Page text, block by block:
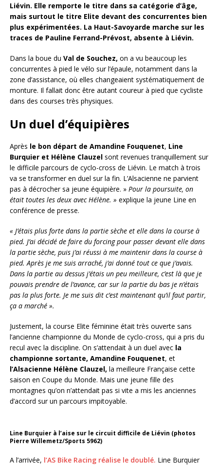
Liévin. Elle remporte le titre dans sa catégorie d’âge,
mais surtout le titre Elite devant des concurrentes bien
plus expérimentées. La Haut-Savoyarde marche sur les
traces de Pauline Ferrand-Prévost, absente à Liévin.
Dans la boue du Val de Souchez, on a vu beaucoup les
concurrentes à pied le vélo sur l’épaule, notamment dans la
zone d’assistance, où elles changeaient systématiquement de
monture. Il fallait donc être autant coureur à pied que cycliste
dans des courses très physiques.
Un duel d’équipières
Après le bon départ de Amandine Fouquenet, Line
Burquier et Hélène Clauzel sont revenues tranquillement sur
le difficile parcours de cyclo-cross de Liévin. Le match à trois
va se transformer en duel sur la fin. L’Alsacienne ne parvient
pas à décrocher sa jeune équipière. » Pour la poursuite, on
était toutes les deux avec Hélène. » explique la jeune Line en
conférence de presse.
« J’étais plus forte dans la partie sèche et elle dans la course à
pied. J’ai décidé de faire du forcing pour passer devant elle dans
la partie sèche, puis j’ai réussi à me maintenir dans la course à
pied. Après je me suis arraché, j’ai donné tout ce que j’avais.
Dans la partie au dessus j’étais un peu meilleure, c’est là que je
pouvais prendre de l’avance, car sur la partie du bas je n’étais
pas la plus forte. Je me suis dit c’est maintenant qu’il faut partir,
ça a marché ».
Justement, la course Elite féminine était très ouverte sans
l’ancienne championne du Monde de cyclo-cross, qui a pris du
recul avec la discipline. On s’attendait à un duel avec la
championne sortante, Amandine Fouquenet, et
l’Alsacienne Hélène Clauzel, la meilleure Française cette
saison en Coupe du Monde. Mais une jeune fille des
montagnes qu’on n’attendait pas si vite a mis les anciennes
d’accord sur un parcours impitoyable.
Line Burquier à l’aise sur le circuit difficile de Liévin (photos
Pierre Willemetz/Sports 5962)
A l’arrivée, l’AS Bike Racing réalise le doublé. Line Burquier